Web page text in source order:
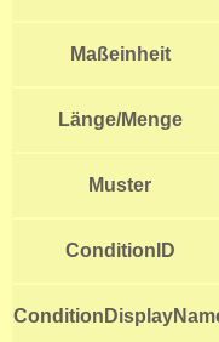
Maßeinheit
Länge/Menge
Muster
ConditionID